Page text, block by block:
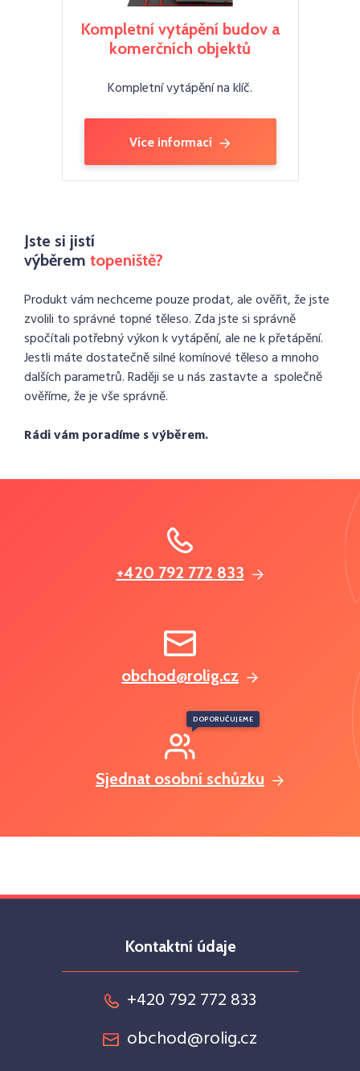
Kompletní vytápění budov a
komerčních objektů
Kompletní vytápění na klíč.
Více informací
Jste si jistí
výběrem topeniště?
Produkt vám nechceme pouze prodat, ale ověřit, že jste
zvolili to správné topné těleso. Zda jste si správně
spočítali potřebný výkon k vytápění, ale ne k přetápění.
Jestli máte dostatečně silné komínové těleso a mnoho
dalších parametrů. Raději se u nás zastavte a společně
ověříme, že je vše správně.
Rádi vám poradíme s výběrem.
+420 792 772 833
obchod@rolig.cz
Sjednat osobní schůzku
DOPORUČUJEME
Kontaktní údaje
+420 792 772 833
obchod@rolig.cz